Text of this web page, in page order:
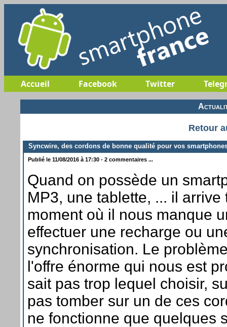
Accueil Facebook Twitter
Retour
Syncwire, des cordons de bonne qualité pour vos
Publié le 11/08/2016 à 17:30 - 2 commentaires ...
Quand on possède un
MP3, une tablette, ... il arrive
moment où il nous manque
effectuer une recharge ou
synchronisation. Le
l'offre énorme qui nous est
sait pas trop lequel choisir,
pas tomber sur un de ces
ne fonctionne que quelques